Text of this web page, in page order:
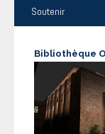
Soutenir
Bibliothèque